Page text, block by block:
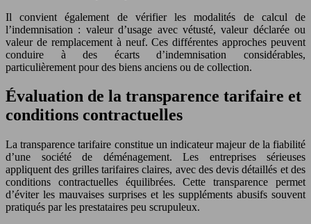
Il convient également de vérifier les modalités de calcul de
l’indemnisation : valeur d’usage avec vétusté, valeur déclarée ou
valeur de remplacement à neuf. Ces différentes approches peuvent
conduire à des écarts d’indemnisation considérables,
particulièrement pour des biens anciens ou de collection.
Évaluation de la transparence tarifaire et
conditions contractuelles
La transparence tarifaire constitue un indicateur majeur de la fiabilité
d’une société de déménagement. Les entreprises sérieuses
appliquent des grilles tarifaires claires, avec des devis détaillés et des
conditions contractuelles équilibrées. Cette transparence permet
d’éviter les mauvaises surprises et les suppléments abusifs souvent
pratiqués par les prestataires peu scrupuleux.